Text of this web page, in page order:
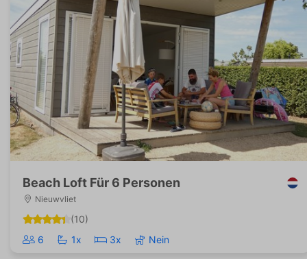
Beach Loft Für 6 Personen
Nieuwvliet
(10)
6
1x 3x Nein